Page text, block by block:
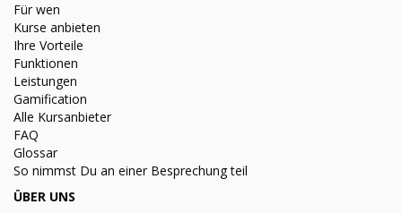
Für wen
Kurse anbieten
Ihre Vorteile
Funktionen
Leistungen
Gamification
Alle Kursanbieter
FAQ
Glossar
So nimmst Du an einer Besprechung teil
ÜBER UNS